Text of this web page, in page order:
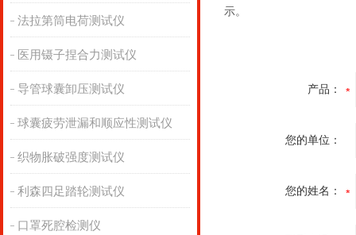
法拉第筒电荷测试仪
医用镊子捏合力测试仪
导管球囊卸压测试仪
球囊疲劳泄漏和顺应性测试仪
织物胀破强度测试仪
利森四足踏轮测试仪
口罩死腔检测仪
示。
产品：
您的单位：
您的姓名：